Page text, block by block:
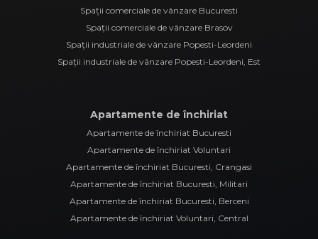
Spații comerciale de vânzare Bucuresti
Spații comerciale de vânzare Brasov
Spații industriale de vânzare Popesti-Leordeni
Spații industriale de vânzare Popesti-Leordeni, Est
Apartamente de închiriat
Apartamente de închiriat Bucuresti
Apartamente de închiriat Voluntari
Apartamente de închiriat Bucuresti, Crangasi
Apartamente de închiriat Bucuresti, Militari
Apartamente de închiriat Bucuresti, Berceni
Apartamente de închiriat Voluntari, Central